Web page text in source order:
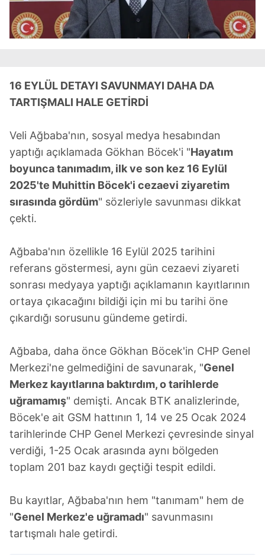
16 EYLÜL DETAYI SAVUNMAYI DAHA DA
TARTIŞMALI HALE GETİRDİ
Veli Ağbaba'nın, sosyal medya hesabından
yaptığı açıklamada Gökhan Böcek'i "Hayatım
boyunca tanımadım, ilk ve son kez 16 Eylül
2025'te Muhittin Böcek'i cezaevi ziyaretim
sırasında gördüm" sözleriyle savunması dikkat
çekti.
Ağbaba'nın özellikle 16 Eylül 2025 tarihini
referans göstermesi, aynı gün cezaevi ziyareti
sonrası medyaya yaptığı açıklamanın kayıtlarının
ortaya çıkacağını bildiği için mi bu tarihi öne
çıkardığı sorusunu gündeme getirdi.
Ağbaba, daha önce Gökhan Böcek'in CHP Genel
Merkezi'ne gelmediğini de savunarak, "Genel
Merkez kayıtlarına baktırdım, o tarihlerde
uğramamış" demişti. Ancak BTK analizlerinde,
Böcek'e ait GSM hattının 1, 14 ve 25 Ocak 2024
tarihlerinde CHP Genel Merkezi çevresinde sinyal
verdiği, 1-25 Ocak arasında aynı bölgeden
toplam 201 baz kaydı geçtiği tespit edildi.
Bu kayıtlar, Ağbaba'nın hem "tanımam" hem de
"Genel Merkez'e uğramadı" savunmasını
tartışmalı hale getirdi.